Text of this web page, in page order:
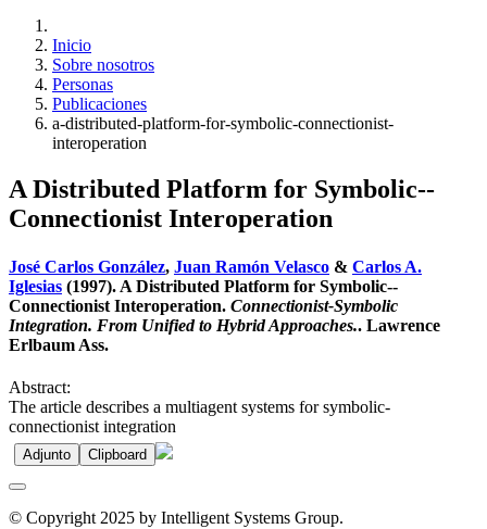
Inicio
Sobre nosotros
Personas
Publicaciones
a-distributed-platform-for-symbolic-connectionist-
interoperation
A Distributed Platform for Symbolic--
Connectionist Interoperation
José Carlos González, Juan Ramón Velasco & Carlos A.
Iglesias (1997). A Distributed Platform for Symbolic--
Connectionist Interoperation. Connectionist-Symbolic
Integration. From Unified to Hybrid Approaches.. Lawrence
Erlbaum Ass.
Abstract:
The article describes a multiagent systems for symbolic-
connectionist integration
Adjunto Clipboard
© Copyright 2025 by Intelligent Systems Group.